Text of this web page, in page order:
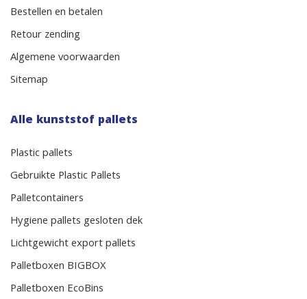
Bestellen en betalen
Retour zending
Algemene voorwaarden
Sitemap
Alle kunststof pallets
Plastic pallets
Gebruikte Plastic Pallets
Palletcontainers
Hygiene pallets gesloten dek
Lichtgewicht export pallets
Palletboxen BIGBOX
Palletboxen EcoBins